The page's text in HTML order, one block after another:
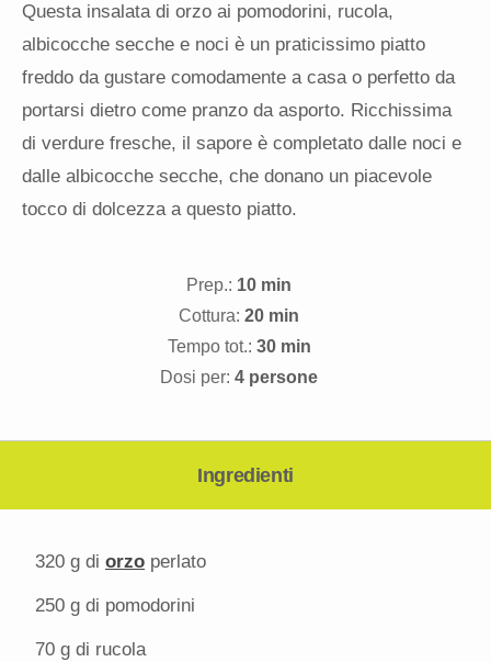
Questa insalata di orzo ai pomodorini, rucola,
albicocche secche e noci è un praticissimo piatto
freddo da gustare comodamente a casa o perfetto da
portarsi dietro come pranzo da asporto. Ricchissima
di verdure fresche, il sapore è completato dalle noci e
dalle albicocche secche, che donano un piacevole
tocco di dolcezza a questo piatto.
Prep.: 10 min
Cottura: 20 min
Tempo tot.: 30 min
Dosi per: 4 persone
Ingredienti
320 g di orzo perlato
250 g di pomodorini
70 g di rucola